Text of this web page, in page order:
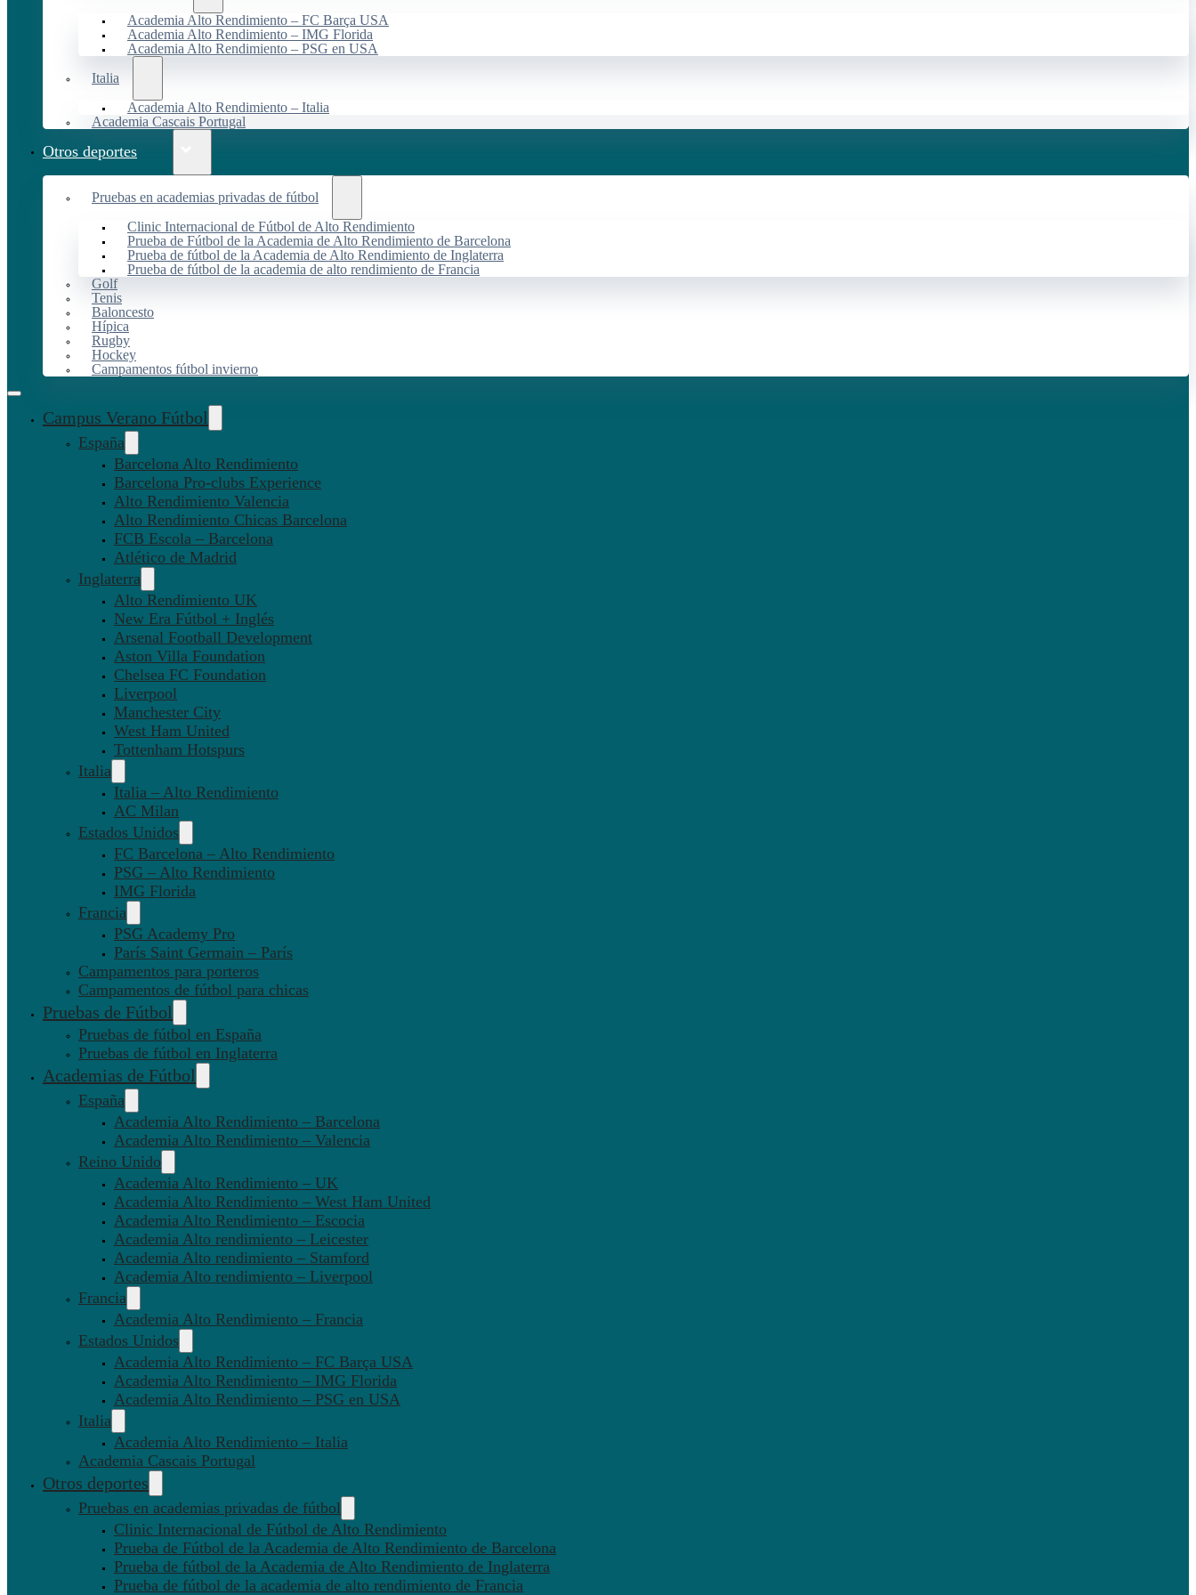
Academia Alto Rendimiento – FC Barça USA
Academia Alto Rendimiento – IMG Florida
Academia Alto Rendimiento – PSG en USA
Italia
Academia Alto Rendimiento – Italia
Academia Cascais Portugal
Otros deportes
Pruebas en academias privadas de fútbol
Clinic Internacional de Fútbol de Alto Rendimiento
Prueba de Fútbol de la Academia de Alto Rendimiento de Barcelona
Prueba de fútbol de la Academia de Alto Rendimiento de Inglaterra
Prueba de fútbol de la academia de alto rendimiento de Francia
Golf
Tenis
Baloncesto
Hípica
Rugby
Hockey
Campamentos fútbol invierno
Campus Verano Fútbol
España
Barcelona Alto Rendimiento
Barcelona Pro-clubs Experience
Alto Rendimiento Valencia
Alto Rendimiento Chicas Barcelona
FCB Escola – Barcelona
Atlético de Madrid
Inglaterra
Alto Rendimiento UK
New Era Fútbol + Inglés
Arsenal Football Development
Aston Villa Foundation
Chelsea FC Foundation
Liverpool
Manchester City
West Ham United
Tottenham Hotspurs
Italia
Italia – Alto Rendimiento
AC Milan
Estados Unidos
FC Barcelona – Alto Rendimiento
PSG – Alto Rendimiento
IMG Florida
Francia
PSG Academy Pro
París Saint Germain – París
Campamentos para porteros
Campamentos de fútbol para chicas
Pruebas de Fútbol
Pruebas de fútbol en España
Pruebas de fútbol en Inglaterra
Academias de Fútbol
España
Academia Alto Rendimiento – Barcelona
Academia Alto Rendimiento – Valencia
Reino Unido
Academia Alto Rendimiento – UK
Academia Alto Rendimiento – West Ham United
Academia Alto Rendimiento – Escocia
Academia Alto rendimiento – Leicester
Academia Alto rendimiento – Stamford
Academia Alto rendimiento – Liverpool
Francia
Academia Alto Rendimiento – Francia
Estados Unidos
Academia Alto Rendimiento – FC Barça USA
Academia Alto Rendimiento – IMG Florida
Academia Alto Rendimiento – PSG en USA
Italia
Academia Alto Rendimiento – Italia
Academia Cascais Portugal
Otros deportes
Pruebas en academias privadas de fútbol
Clinic Internacional de Fútbol de Alto Rendimiento
Prueba de Fútbol de la Academia de Alto Rendimiento de Barcelona
Prueba de fútbol de la Academia de Alto Rendimiento de Inglaterra
Prueba de fútbol de la academia de alto rendimiento de Francia